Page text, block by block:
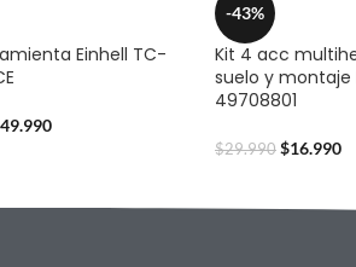
Einhell TC-
49.990
-43%
Kit 4 acc
suelo y montaje
49708801
$29.990 $16.990